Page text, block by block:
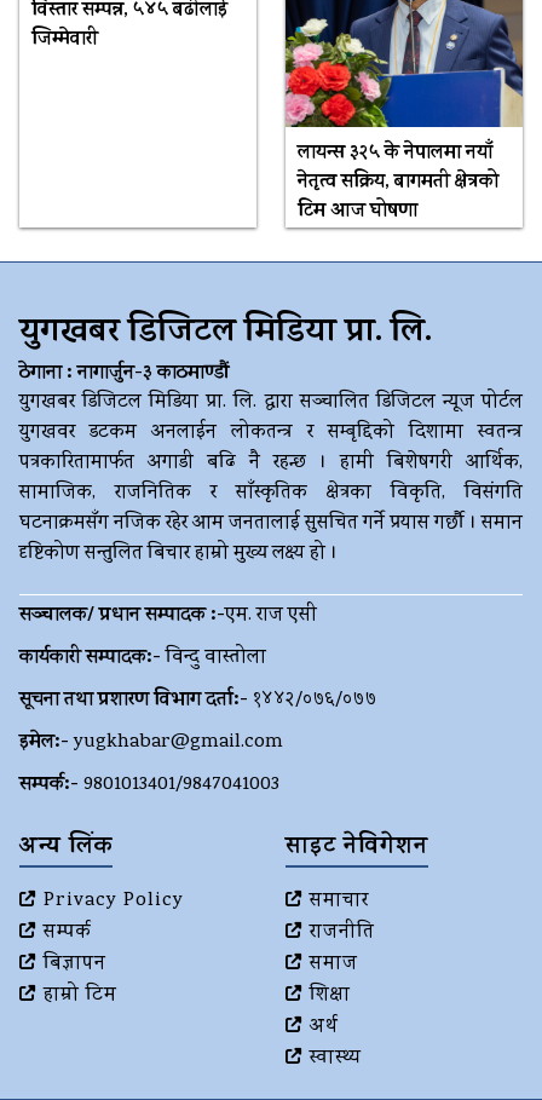
विस्तार सम्पन्न, ५४५ बढीलाई
जिम्मेवारी
लायन्स ३२५ के नेपालमा नयाँ
नेतृत्व सक्रिय, बागमती क्षेत्रको
टिम आज घोषणा
युगखबर डिजिटल मिडिया प्रा. लि.
ठेगाना : नागार्जुन-३ काठमाण्डौं
युगखबर डिजिटल मिडिया प्रा. लि. द्धारा सञ्चालित डिजिटल न्यूज पोर्टल
युगखवर डटकम अनलाईन लोकतन्त्र र सम्बृद्दिको दिशामा स्वतन्त्र
पत्रकारितामार्फत अगाडी बढि नै रहन्छ । हामी बिशेषगरी आर्थिक,
सामाजिक, राजनितिक र साँस्कृतिक क्षेत्रका विकृति, विसंगति
घटनाक्रमसँग नजिक रहेर आम जनतालाई सुसचित गर्ने प्रयास गर्छौ । समान
दृष्टिकोण सन्तुलित बिचार हाम्रो मुख्य लक्ष्य हो ।
सञ्चालक/ प्रधान सम्पादक :-एम. राज एसी
कार्यकारी सम्पादक:-विन्दु वास्तोला
सूचना तथा प्रशारण विभाग दर्ता:- १४४२/०७६/०७७
इमेल:- yugkhabar@gmail.com
सम्पर्क:- 9801013401/9847041003
अन्य लिंक
Privacy Policy
सम्पर्क
बिज्ञापन
हाम्रो टिम
साइट नेविगेशन
समाचार
राजनीति
समाज
शिक्षा
अर्थ
स्वास्थ्य